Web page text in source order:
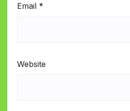
Email *
Website